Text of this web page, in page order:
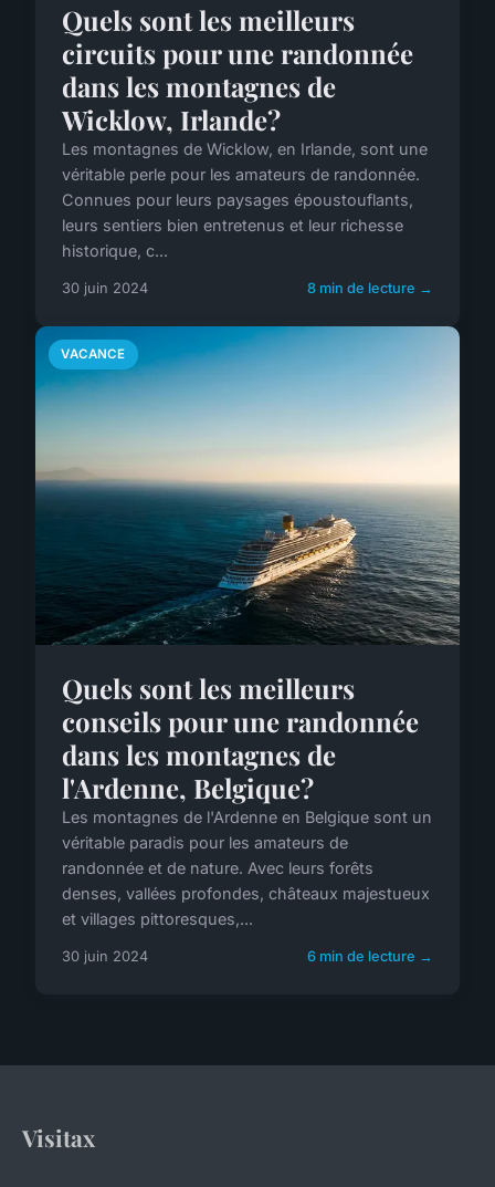
Quels sont les meilleurs
circuits pour une randonnée
dans les montagnes de
Wicklow, Irlande?
Les montagnes de Wicklow, en Irlande, sont une
véritable perle pour les amateurs de randonnée.
Connues pour leurs paysages époustouflants,
leurs sentiers bien entretenus et leur richesse
historique, c...
30 juin 2024 8 min de lecture →
VACANCE
Quels sont les meilleurs
conseils pour une randonnée
dans les montagnes de
l'Ardenne, Belgique?
Les montagnes de l'Ardenne en Belgique sont un
véritable paradis pour les amateurs de
randonnée et de nature. Avec leurs forêts
denses, vallées profondes, châteaux majestueux
et villages pittoresques,...
30 juin 2024 6 min de lecture →
Visitax